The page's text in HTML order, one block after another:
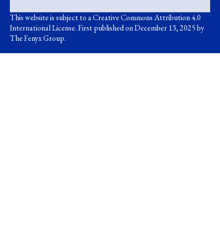
This website is subject to aCreative Commons Attribution 4.0
International License. First published on December 13, 2025 by
The Fenyx Group.